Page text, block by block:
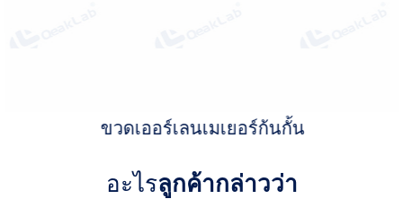
ขวดเออร์เลนเมเยอร์ก้นกั้น
อะไรลูกค้ากล่าวว่า